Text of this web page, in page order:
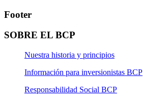
Footer
SOBRE EL BCP
Nuestra historia y principios
Información para inversionistas BCP
Responsabilidad Social BCP